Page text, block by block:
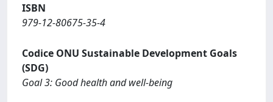
ISBN
979-12-80675-35-4
Codice ONU Sustainable Development Goals
(SDG)
Goal 3: Good health and well-being